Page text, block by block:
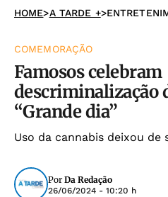
HOME>A TARDE +>
COMEMORAÇÃO
Famosos celebram
descriminalização
“Grande dia”
Uso da cannabis deixou
Por Da Redação
26/06/2024 - 10:20 h